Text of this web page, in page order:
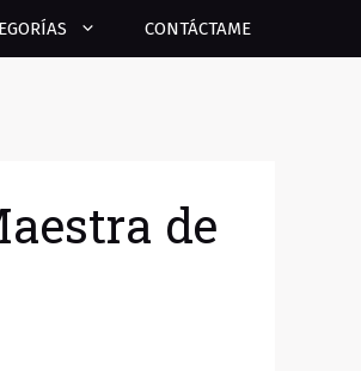
CONTÁCTAME
de